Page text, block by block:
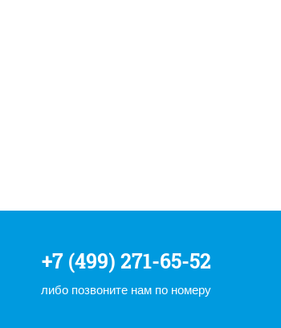
+7 (499) 271-65-52
либо позвоните нам по номеру